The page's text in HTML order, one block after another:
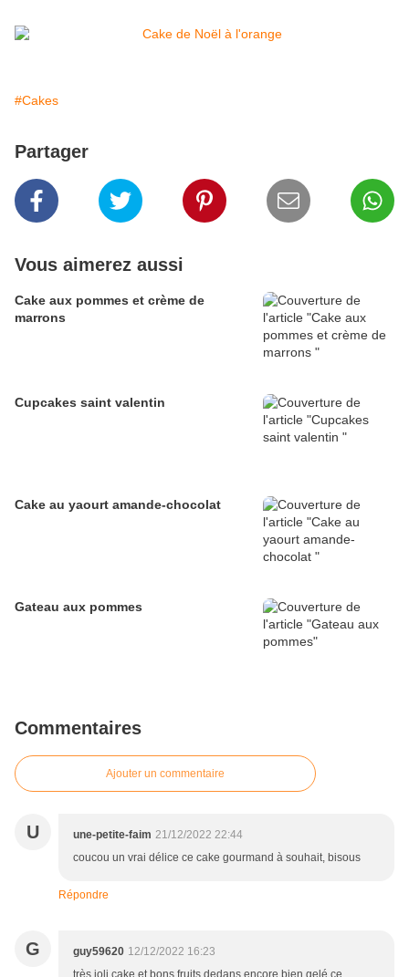
#Cakes
Partager
Vous aimerez aussi
Cake aux pommes et crème de
marrons
Cupcakes saint valentin
Cake au yaourt amande-chocolat
Gateau aux pommes
Commentaires
Ajouter un commentaire
U une-petite-faim 21/12/2022 22:44
coucou un vrai délice ce cake gourmand à souhait, bisous
Répondre
G guy59620 12/12/2022 16:23
très joli cake et bons fruits dedans encore bien gelé ce